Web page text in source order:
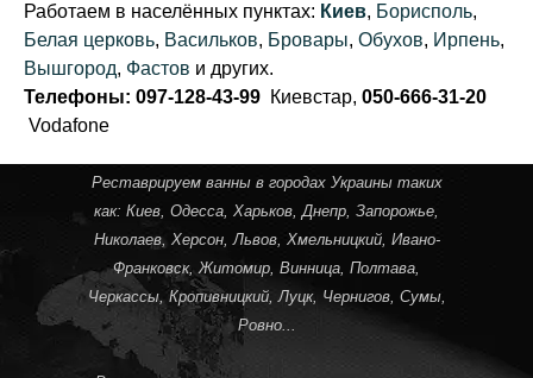
Работаем в населённых пунктах: Киев, Борисполь,
Белая церковь, Васильков, Бровары, Обухов, Ирпень,
Вышгород, Фастов и других.
Телефоны: 097-128-43-99 Киевстар, 050-666-31-20
Vodafone
Реставрируем ванны в городах Украины таких
как: Киев, Одесса, Харьков,Днепр, Запорожье,
Николаев, Херсон,Львов, Хмельницкий, Ивано-
Франковск,Житомир, Винница, Полтава,
Черкассы, Кропивницкий, Луцк, Чернигов, Сумы,
Ровно...